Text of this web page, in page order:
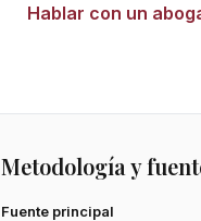
Hablar con un
Metodología y
Fuente principal